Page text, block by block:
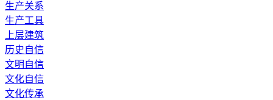
生产关系
生产工具
上层建筑
历史自信
文明自信
文化自信
文化传承